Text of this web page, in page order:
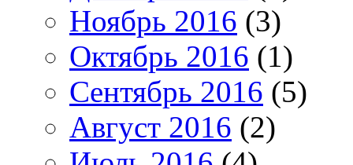
Ноябрь 2016 (3)
Октябрь 2016 (1)
Сентябрь 2016 (5)
Август 2016 (2)